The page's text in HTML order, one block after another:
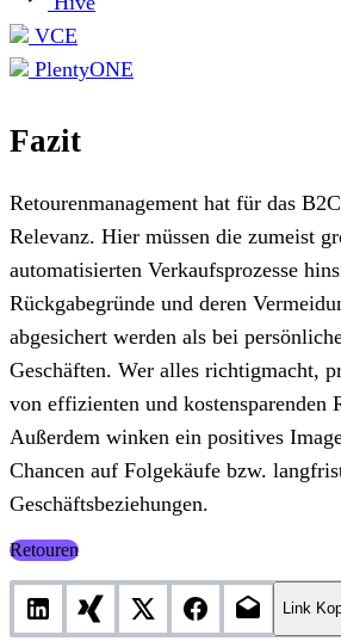
VCE
PlentyONE
Fazit
Retourenmanagement hat für das
Relevanz. Hier müssen die zumeist
automatisierten Verkaufsprozesse
Rückgabegründe und deren
abgesichert werden als bei
Geschäften. Wer alles richtigmacht,
von effizienten und kostensparenden
Außerdem winken ein positives
Chancen auf Folgekäufe bzw.
Geschäftsbeziehungen.
Retouren
Link